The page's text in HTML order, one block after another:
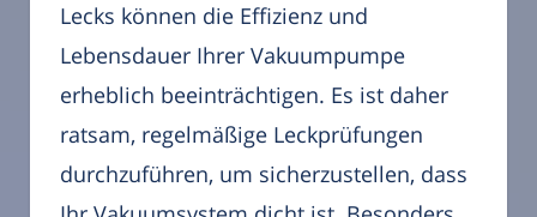
Lecks können die Effizienz und
Lebensdauer Ihrer Vakuumpumpe
erheblich beeinträchtigen. Es ist daher
ratsam, regelmäßige Leckprüfungen
durchzuführen, um sicherzustellen, dass